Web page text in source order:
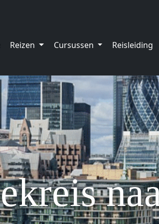
Reizen Cursussen Reisleiding